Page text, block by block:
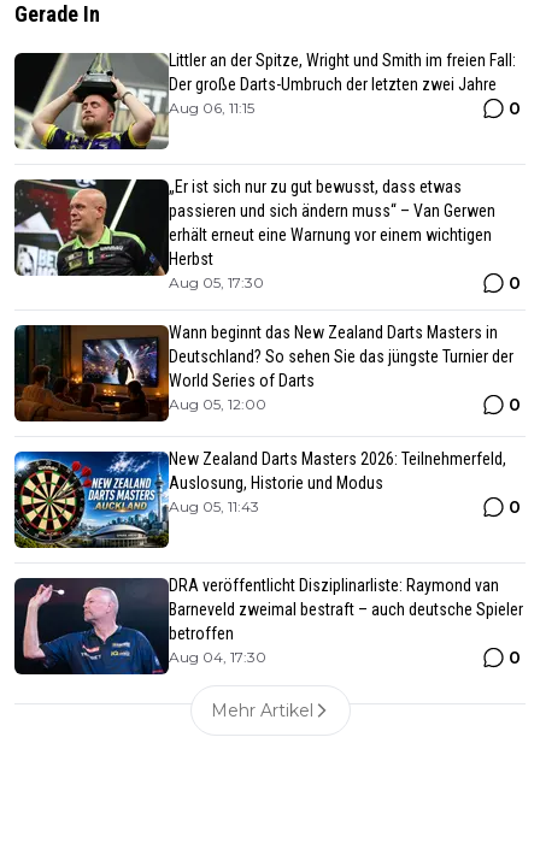
Gerade In
Littler an der Spitze, Wright und Smith im freien Fall:
Der große Darts-Umbruch der letzten zwei Jahre
Aug 06, 11:15 0
„Er ist sich nur zu gut bewusst, dass etwas
passieren und sich ändern muss“ – Van Gerwen
erhält erneut eine Warnung vor einem wichtigen
Herbst
Aug 05, 17:30 0
Wann beginnt das New Zealand Darts Masters in
Deutschland? So sehen Sie das jüngste Turnier der
World Series of Darts
Aug 05, 12:00 0
New Zealand Darts Masters 2026: Teilnehmerfeld,
Auslosung, Historie und Modus
Aug 05, 11:43 0
DRA veröffentlicht Disziplinarliste: Raymond van
Barneveld zweimal bestraft – auch deutsche Spieler
betroffen
Aug 04, 17:30 0
Mehr Artikel